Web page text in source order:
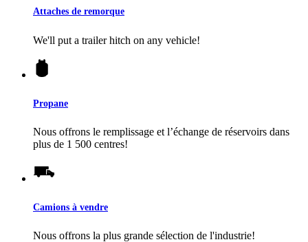
Attaches de remorque
We'll put a trailer hitch on any vehicle!
Propane
Nous offrons le remplissage et l’échange de réservoirs dans
plus de 1 500 centres!
Camions à vendre
Nous offrons la plus grande sélection de l'industrie!